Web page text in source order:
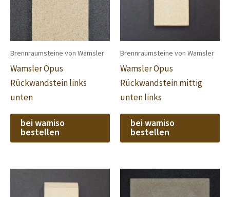
Brennraumsteine von Wamsler
Wamsler Opus
Rückwandstein links
unten
bei wamiso
bestellen
Brennraumsteine von Wamsler
Wamsler Opus
Rückwandstein mittig
unten links
bei wamiso
bestellen